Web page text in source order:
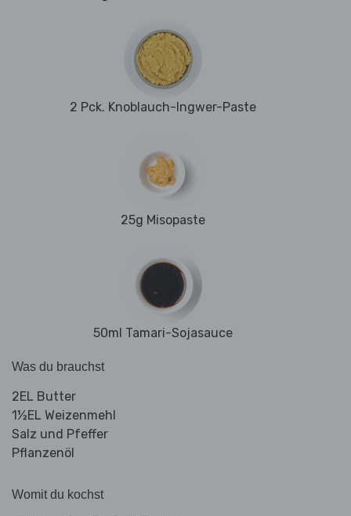
2 Pck. Knoblauch-Ingwer-Paste
25g Misopaste
50ml Tamari-Sojasauce
Was du brauchst
2EL Butter
1½EL Weizenmehl
Salz und Pfeffer
Pflanzenöl
Womit du kochst